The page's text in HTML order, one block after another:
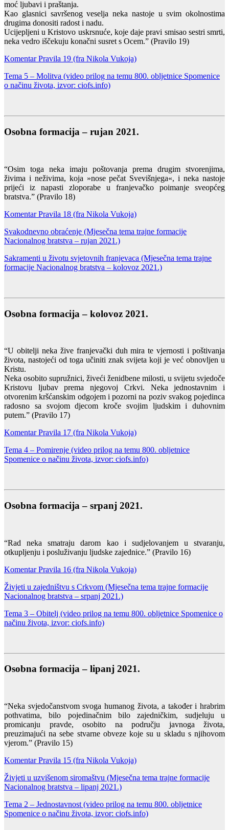
moć ljubavi i praštanja.
Kao glasnici savršenog veselja neka nastoje u svim okolnostima
drugima donositi radost i nadu.
Ucijepljeni u Kristovo uskrsnuće, koje daje pravi smisao sestri smrti,
neka vedro iščekuju konačni susret s Ocem.” (Pravilo 19)
Komentar Pravila 19 (fra Nikola Vukoja)
Tema 5 – Molitva (video prilog na temu 800. obljetnice Spomenice
o načinu života, izvor: ciofs.info)
Osobna formacija – rujan 2021.
“Osim toga neka imaju poštovanja prema drugim stvorenjima,
živima i neživima, koja »nose pečat Svevišnjega«, i neka nastoje
prijeći iz napasti zloporabe u franjevačko poimanje sveopćeg
bratstva.” (Pravilo 18)
Komentar Pravila 18 (fra Nikola Vukoja)
Svakodnevno obraćenje (Mjesečna tema trajne formacije
Nacionalnog bratstva – rujan 2021.)
Sakramenti u životu svjetovnih franjevaca (Mjesečna tema trajne
formacije Nacionalnog bratstva – kolovoz 2021.)
Osobna formacija – kolovoz 2021.
“U obitelji neka žive franjevački duh mira te vjernosti i poštivanja
života, nastojeći od toga učiniti znak svijeta koji je već obnovljen u
Kristu.
Neka osobito supružnici, živeći ženidbene milosti, u svijetu svjedoče
Kristovu ljubav prema njegovoj Crkvi. Neka jednostavnim i
otvorenim kršćanskim odgojem i pozorni na poziv svakog pojedinca
radosno sa svojom djecom kroče svojim ljudskim i duhovnim
putem.” (Pravilo 17)
Komentar Pravila 17 (fra Nikola Vukoja)
Tema 4 – Pomirenje (video prilog na temu 800. obljetnice
Spomenice o načinu života, izvor: ciofs.info)
Osobna formacija – srpanj 2021.
“Rad neka smatraju darom kao i sudjelovanjem u stvaranju,
otkupljenju i posluživanju ljudske zajednice.” (Pravilo 16)
Komentar Pravila 16 (fra Nikola Vukoja)
Živjeti u zajedništvu s Crkvom (Mjesečna tema trajne formacije
Nacionalnog bratstva – srpanj 2021.)
Tema 3 – Obitelj (video prilog na temu 800. obljetnice Spomenice o
načinu života, izvor: ciofs.info)
Osobna formacija – lipanj 2021.
“Neka svjedočanstvom svoga humanog života, a također i hrabrim
pothvatima, bilo pojedinačnim bilo zajedničkim, sudjeluju u
promicanju pravde, osobito na području javnoga života,
preuzimajući na sebe stvarne obveze koje su u skladu s njihovom
vjerom.” (Pravilo 15)
Komentar Pravila 15 (fra Nikola Vukoja)
Živjeti u uzvišenom siromaštvu (Mjesečna tema trajne formacije
Nacionalnog bratstva – lipanj 2021.)
Tema 2 – Jednostavnost (video prilog na temu 800. obljetnice
Spomenice o načinu života, izvor: ciofs.info)